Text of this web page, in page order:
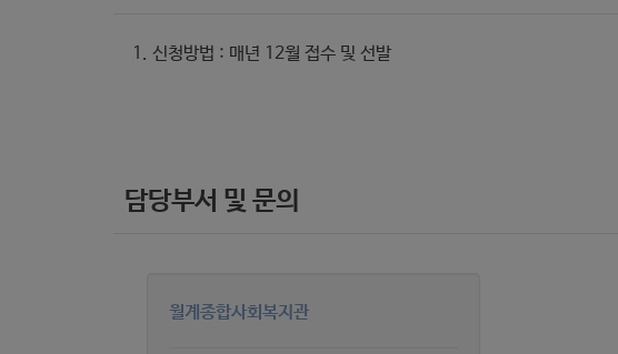
신청방법 : 매년 12월 접수 및 선발
담당부서 및 문의
월계종합사회복지관